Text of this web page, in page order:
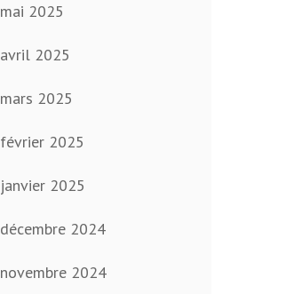
mai 2025
avril 2025
mars 2025
février 2025
janvier 2025
décembre 2024
novembre 2024